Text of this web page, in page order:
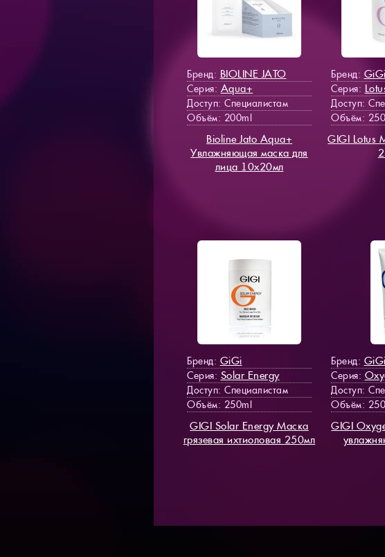
Бренд: BIOLINE JATO
Серия: Aqua+
Доступ: Специалистам
Объём: 200ml
Bioline Jato Aqua+
Увлажняющая маска для
лица 10х20мл
Бренд: GiGi
Серия:
Доступ:
Объём:
GIGI Lotus
Бренд: GiGi
Серия: Solar Energy
Доступ: Специалистам
Объём: 250ml
GIGI Solar Energy Маска
грязевая ихтиоловая 250мл
Бренд: GiGi
Серия:
Доступ:
Объём:
GIGI